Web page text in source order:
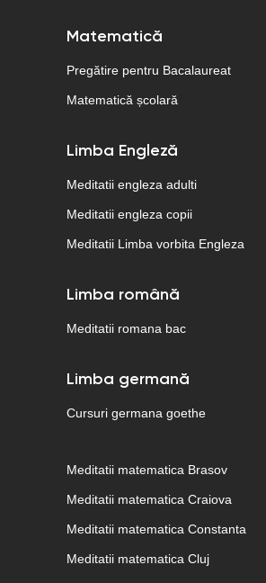
Matematică
Pregătire pentru Bacalaureat
Matematică școlară
Limba Engleză
Meditatii engleza adulti
Meditatii engleza copii
Meditatii Limba vorbita Engleza
Limba română
Meditatii romana bac
Limba germană
Cursuri germana goethe
Meditatii matematica Brasov
Meditatii matematica Craiova
Meditatii matematica Constanta
Meditatii matematica Cluj